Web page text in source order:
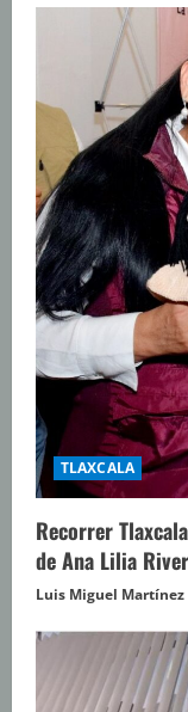
TLAXCALA
Recorrer
de Ana Lilia
Luis Miguel Martínez